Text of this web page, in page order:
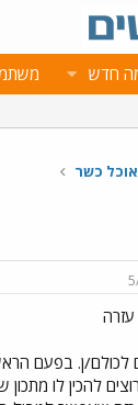
חדש
אוכל כשר
עזרה
רוצים להכין לו